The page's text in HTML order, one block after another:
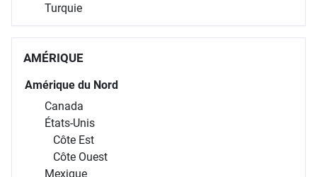
Turquie
AMÉRIQUE
Amérique du Nord
Canada
États-Unis
Côte Est
Côte Ouest
Mexique